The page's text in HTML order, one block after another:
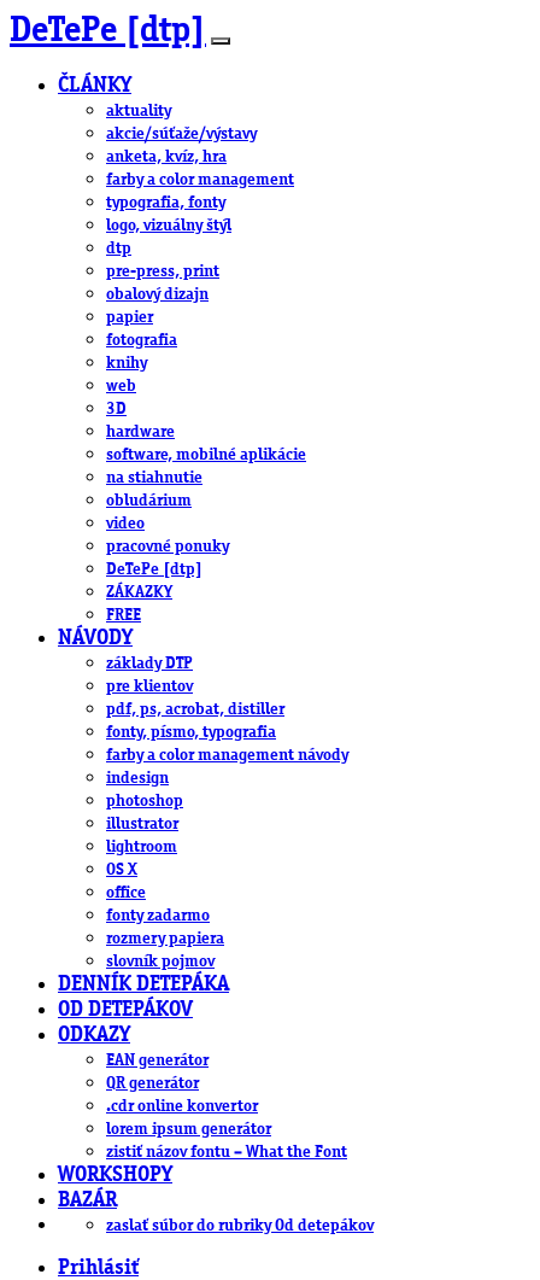
DeTePe [dtp]
ČLÁNKY
aktuality
akcie/súťaže/výstavy
anketa, kvíz, hra
farby a color management
typografia, fonty
logo, vizuálny štýl
dtp
pre-press, print
obalový dizajn
papier
fotografia
knihy
web
3D
hardware
software, mobilné aplikácie
na stiahnutie
obludárium
video
pracovné ponuky
DeTePe [dtp]
ZÁKAZKY
FREE
NÁVODY
základy DTP
pre klientov
pdf, ps, acrobat, distiller
fonty, písmo, typografia
farby a color management návody
indesign
photoshop
illustrator
lightroom
OS X
office
fonty zadarmo
rozmery papiera
slovník pojmov
DENNÍK DETEPÁKA
OD DETEPÁKOV
ODKAZY
EAN generátor
QR generátor
.cdr online konvertor
lorem ipsum generátor
zistiť názov fontu – What the Font
WORKSHOPY
BAZÁR
zaslať súbor do rubriky Od detepákov
Prihlásiť